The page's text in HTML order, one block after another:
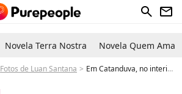
search newsletter
Novela Terra Nostra Novela Quem Ama
Fotos de Luan Santana Em Catanduva, no interior de SP, o palco do show de Luan Santana desabafou e deixou seis feridos - Foto